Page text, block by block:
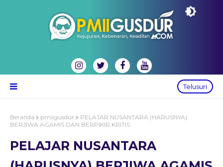
Telusuri
Beranda pmiigusdur
PELAJAR NUSANTARA (HARUSNYA)
BERJIWA AGAMIS DAN BERPIKIR KRITIS
PELAJAR NUSANTARA